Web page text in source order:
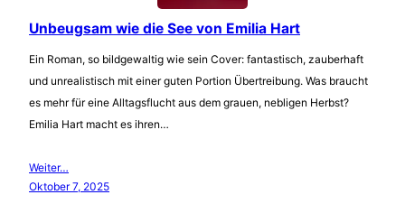
Unbeugsam wie die See von Emilia Hart
Ein Roman, so bildgewaltig wie sein Cover: fantastisch, zauberhaft
und unrealistisch mit einer guten Portion Übertreibung. Was braucht
es mehr für eine Alltagsflucht aus dem grauen, nebligen Herbst?
Emilia Hart macht es ihren…
Weiter…
Oktober 7, 2025